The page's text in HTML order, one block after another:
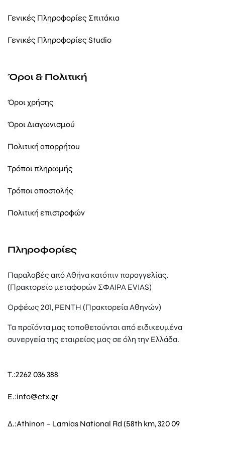
Γενικές Πληροφορίες Σπιτάκια
Γενικές Πληροφορίες Studio
Όροι & Πολιτική
Όροι χρήσης
Όροι Διαγωνισμού
Πολιτική απορρήτου
Τρόποι πληρωμής
Τρόποι αποστολής
Πολιτική επιστροφών
Πληροφορίες
Παραλαβές από Αθήνα κατόπιν παραγγελίας.
(Πρακτορείο μεταφορών ΣΦΑΙΡΑ EVIAS)
Ορφέως 201, ΡΕΝΤΗ (Πρακτορεία Αθηνών)
Τα προϊόντα μας τοποθετούνται από ειδικευμένα
συνεργεία της εταιρείας μας σε όλη την Ελλάδα.
T.:2262 036 388
E.:info@ctx.gr
Δ.:Athinon – Lamias National Rd (58th km, 320 09